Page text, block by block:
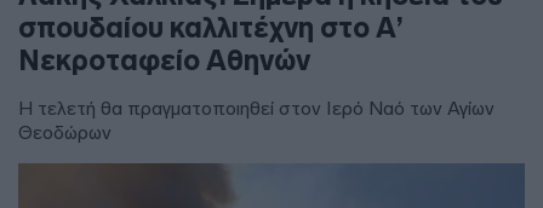
σπουδαίου καλλιτέχνη στο Α’
Νεκροταφείο Αθηνών
Η τελετή θα πραγματοποιηθεί στον Ιερό Ναό των Αγίων
Θεοδώρων